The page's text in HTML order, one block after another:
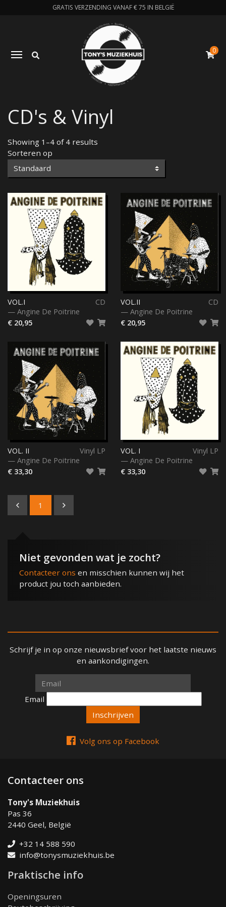
GRATIS VERZENDING VANAF € 75 IN BELGIË
Toggle navigation 0
CD's & Vinyl
Showing 1–4 of 4 results
Sorteren op
CD
VOL.I
— Angine De Poitrine
€ 20,95
CD
VOL.II
— Angine De Poitrine
€ 20,95
Vinyl LP
VOL. II
— Angine De Poitrine
€ 33,30
Vinyl LP
VOL. I
— Angine De Poitrine
€ 33,30
1
Niet gevonden wat je zocht?
Contacteer ons en misschien kunnen wij het
product jou toch aanbieden.
Schrijf je in op onze nieuwsbrief voor het laatste nieuws
en aankondigingen.
Email
Email
Volg ons op Facebook
Contacteer ons
Tony's Muziekhuis
Pas 36
2440 Geel, België
+32 14 588 590
info@tonysmuziekhuis.be
Praktische info
Openingsuren